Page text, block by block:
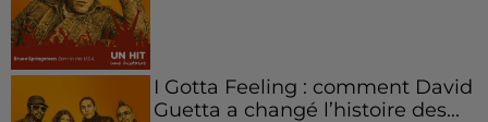
I Gotta Feeling : comment David
Guetta a changé l’histoire des...